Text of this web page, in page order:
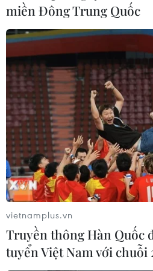
Bốn sắc son tô điểm
ngày lễ Tình nhân
13/02/2015 07:23
Bờ môi luôn là điểm quyến rũ
người phụ nữ. Trong một ngày
Valentine, hãy biến đôi môi
hương sắc.
miền Đông Trung Quốc
vietnamplus.vn
Truyền thông Hàn Quốc
tuyển Việt Nam với chuỗi